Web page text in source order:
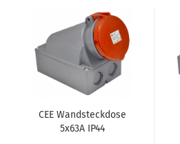
CEE Wand­steck­do­se
5x63A IP44